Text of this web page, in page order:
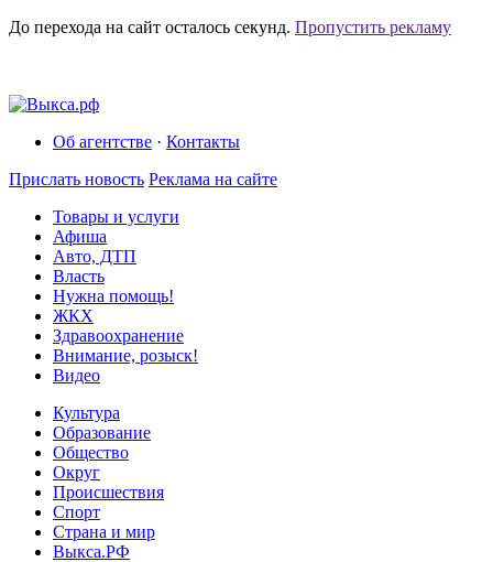
До перехода на сайт осталось секунд. Пропустить рекламу
Об агентстве · Контакты
Прислать новость Реклама на сайте
Товары и услуги
Афиша
Авто, ДТП
Власть
Нужна помощь!
ЖКХ
Здравоохранение
Внимание, розыск!
Видео
Культура
Образование
Общество
Округ
Происшествия
Спорт
Страна и мир
Выкса.РФ